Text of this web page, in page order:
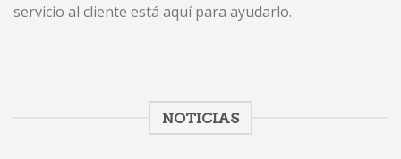
servicio al cliente está aquí para ayudarlo.
NOTICIAS